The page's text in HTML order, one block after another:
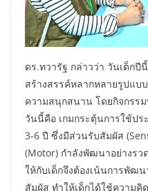
ดร.ทวารัฐ กล่าวว่า วันเด็กปี
สร้างสรรค์หลากหลายรูปแบ
ความสนุกสนาน โดยกิจกรร
วันนี้คือ เกมกระตุ้นการใช้ปร
3-6 ปี ซึ่งมีส่วนรับสัมผัส
(Motor) กำลังพัฒนาอย่างรว
ให้กับเด็กจึงต้องเน้นการพัฒ
สัมผัส ทำให้เด็กได้ใช้ความคิ